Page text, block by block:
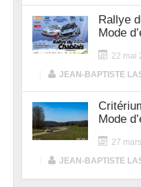
Rallye
Mode
22 mai
JEAN-BAPTISTE
Mode
27
JEAN-BAPTISTE